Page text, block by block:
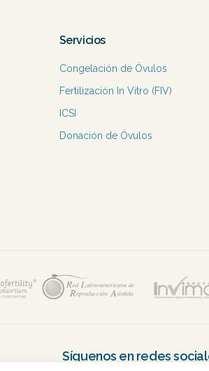
Servicios
Congelación de Óvulos
Fertilización In Vitro (FIV)
ICSI
Donación de Óvulos
Síguenos en redes